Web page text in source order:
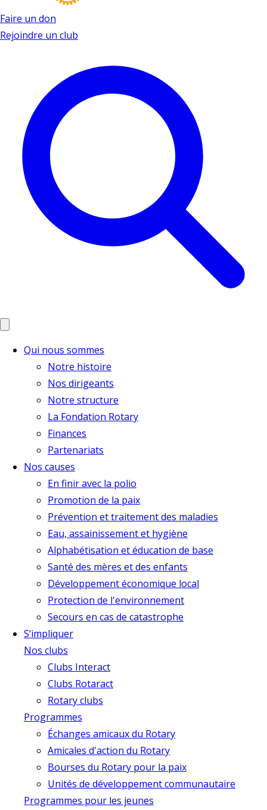
Faire un don
Rejoindre un club
Qui nous sommes
Notre histoire
Nos dirigeants
Notre structure
La Fondation Rotary
Finances
Partenariats
Nos causes
En finir avec la polio
Promotion de la paix
Prévention et traitement des maladies
Eau, assainissement et hygiène
Alphabétisation et éducation de base
Santé des mères et des enfants
Développement économique local
Protection de l'environnement
Secours en cas de catastrophe
S’impliquer
Nos clubs
Clubs Interact
Clubs Rotaract
Rotary clubs
Programmes
Échanges amicaux du Rotary
Amicales d'action du Rotary
Bourses du Rotary pour la paix
Unités de développement communautaire
Programmes pour les jeunes